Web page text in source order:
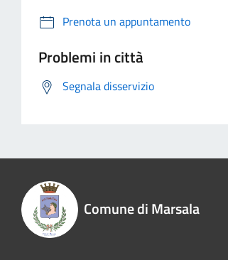
Prenota un appuntamento
Problemi in città
Segnala disservizio
Comune di Marsala